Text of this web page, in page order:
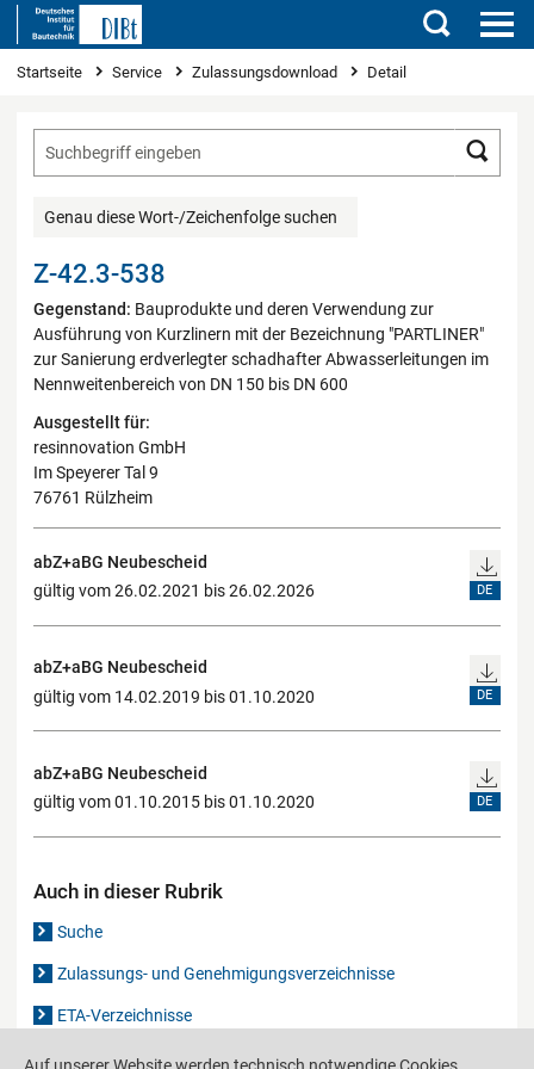
Suchen
Sie sind hier
Startseite Service Zulassungsdownload Detail
Genau diese Wort-/Zeichenfolge suchen
Z-42.3-538
Gegenstand: Bauprodukte und deren Verwendung zur
Ausführung von Kurzlinern mit der Bezeichnung "PARTLINER"
zur Sanierung erdverlegter schadhafter Abwasserleitungen im
Nennweitenbereich von DN 150 bis DN 600
Ausgestellt für:
resinnovation GmbH
Im Speyerer Tal 9
76761 Rülzheim
abZ+aBG Neubescheid
gültig vom 26.02.2021 bis 26.02.2026
DE
abZ+aBG Neubescheid
gültig vom 14.02.2019 bis 01.10.2020
DE
abZ+aBG Neubescheid
gültig vom 01.10.2015 bis 01.10.2020
DE
Auch in dieser Rubrik
Suche
Zulassungs- und Genehmigungsverzeichnisse
ETA-Verzeichnisse
Gutachten-Verzeichnis
Auf unserer Website werden technisch notwendige Cookies